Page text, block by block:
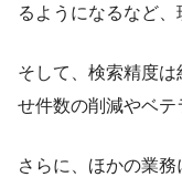
るようになるなど、
そして、検索精度
せ件数の削減やベテ
さらに、ほかの業務